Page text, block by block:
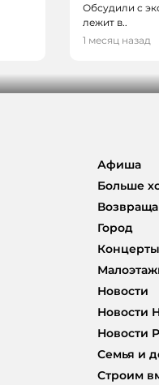
Обсудили с
лежит в..
1 месяц назад
счастливым»:
Елена Зорина — о
Афиша
Больше
Город
Концерты
Новости
Новости
Новости
Семья и
Строим